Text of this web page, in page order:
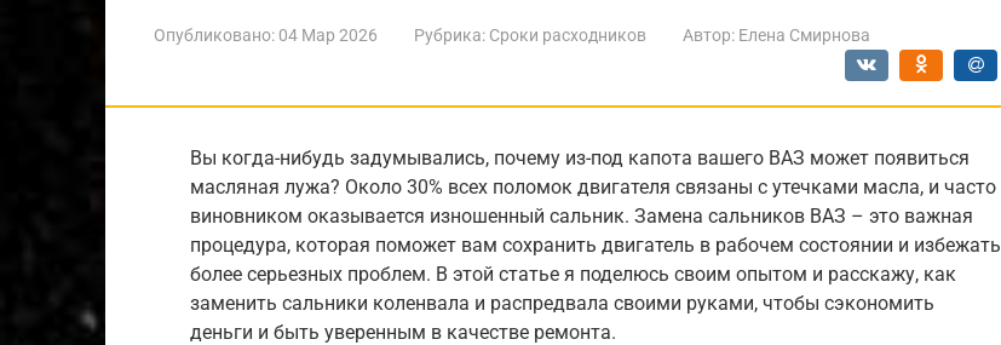
Опубликовано: 04 Мар 2026 Рубрика: Сроки расходников Автор: Елена Смирнова
Вы когда-нибудь задумывались, почему из-под капота вашего ВАЗ может появиться
масляная лужа? Около 30% всех поломок двигателя связаны с утечками масла, и часто
виновником оказывается изношенный сальник. Замена сальников ВАЗ – это важная
процедура, которая поможет вам сохранить двигатель в рабочем состоянии и избежать
более серьезных проблем. В этой статье я поделюсь своим опытом и расскажу, как
заменить сальники коленвала и распредвала своими руками, чтобы сэкономить
деньги и быть уверенным в качестве ремонта.